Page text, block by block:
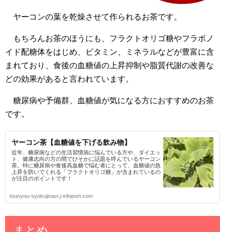
ヤーコンの葉を乾燥させて作られるお茶です。
もちろんお茶のほうにも、フラクトオリゴ糖やフラボノ
イド配糖体をはじめ、ビタミン、ミネラルなどが豊富に含
まれており、食後の血糖値の上昇抑制や脂質代謝の改善な
どの効果があると言われています。
糖尿病や予備群、血糖値が気になる方におすすめのお茶
です。
ヤーコン茶【血糖値を下げる飲み物】
近年、糖尿病などの生活習慣病に悩んでいる方や、ダイエッ
ト、健康志向の方の間でひそかに話題を呼んでいるヤーコン
茶。特に糖尿病や食後高血糖で悩む者にとって、血糖値の急
上昇を防いでくれる「フラクトオリゴ糖」が含まれているの
が注目のポイントです！
tounyou-syokujinavi.j-infoport.com